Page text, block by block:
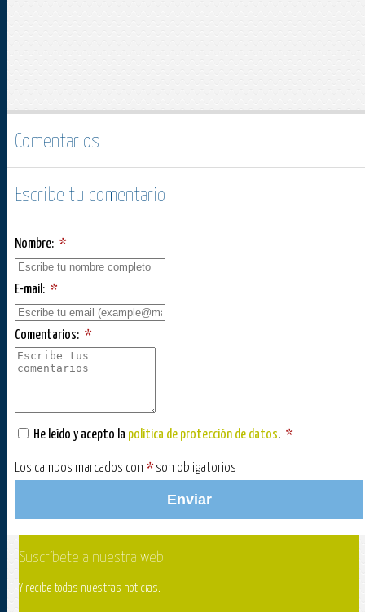
Comentarios
Escribe tu comentario
Nombre: *
E-mail: *
Comentarios: *
He leído y acepto la política de protección de datos. *
Los campos marcados con * son obligatorios
Enviar
Suscríbete a nuestra web
Y recibe todas nuestras noticias.